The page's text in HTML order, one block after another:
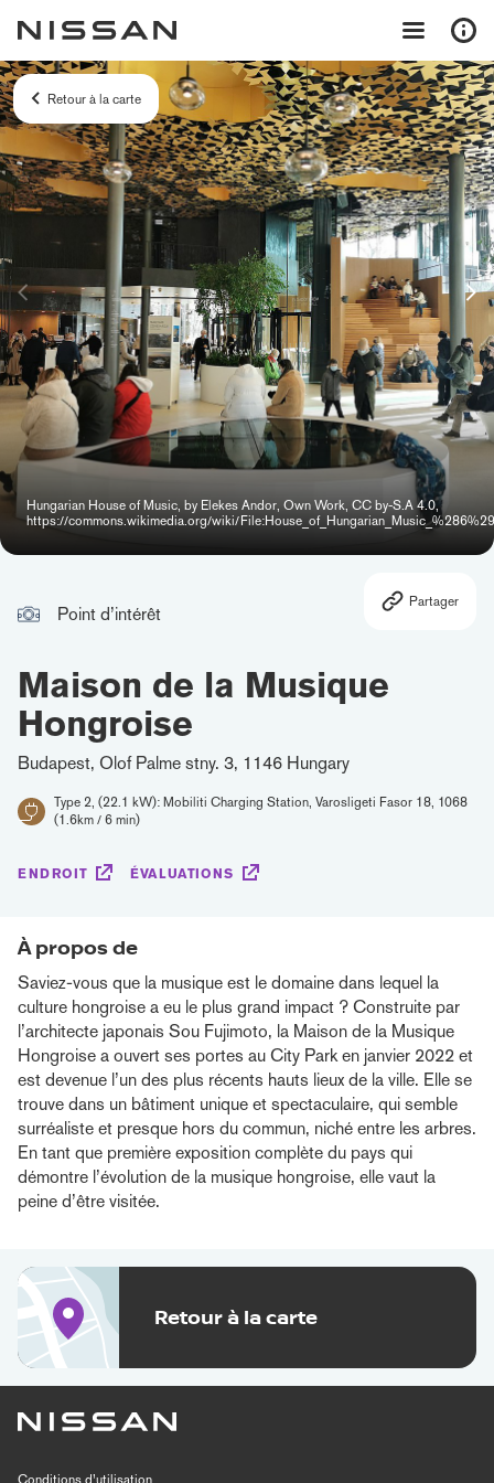
Point d’intérêt
Partager
Maison de la Musique
Hongroise
Budapest, Olof Palme stny. 3, 1146 Hungary
Type 2, (22.1 kW): Mobiliti Charging Station, Varosligeti Fasor 18, 1068
(1.6km / 6 min)
ENDROIT ÉVALUATIONS
À propos de
Saviez-vous que la musique est le domaine dans lequel la
culture hongroise a eu le plus grand impact ? Construite par
l’architecte japonais Sou Fujimoto, la Maison de la Musique
Hongroise a ouvert ses portes au City Park en janvier 2022 et
est devenue l’un des plus récents hauts lieux de la ville. Elle se
trouve dans un bâtiment unique et spectaculaire, qui semble
surréaliste et presque hors du commun, niché entre les arbres.
En tant que première exposition complète du pays qui
démontre l’évolution de la musique hongroise, elle vaut la
peine d’être visitée.
Retour à la carte
Retour à la carte
Hungarian House of Music, by Elekes Andor, Own Work, CC by-S.A 4.0,
https://commons.wikimedia.org/wiki/